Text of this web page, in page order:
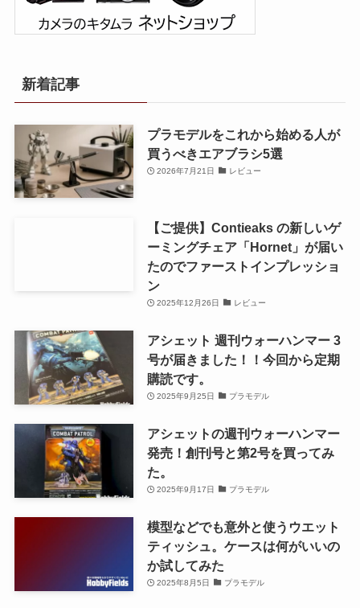
新着記事
プラモデルをこれから始める人が
買うべきエアブラシ5選
2026年7月21日 レビュー
【ご提供】Contieaks の新しいゲ
ーミングチェア「Hornet」が届い
たのでファーストインプレッショ
ン
2025年12月26日 レビュー
アシェット 週刊ウォーハンマー 3
号が届きました！！今回から定期
購読です。
2025年9月25日 プラモデル
アシェットの週刊ウォーハンマー
発売！創刊号と第2号を買ってみ
た。
2025年9月17日 プラモデル
模型などでも意外と使うウエット
ティッシュ。ケースは何がいいの
か試してみた
2025年8月5日 プラモデル